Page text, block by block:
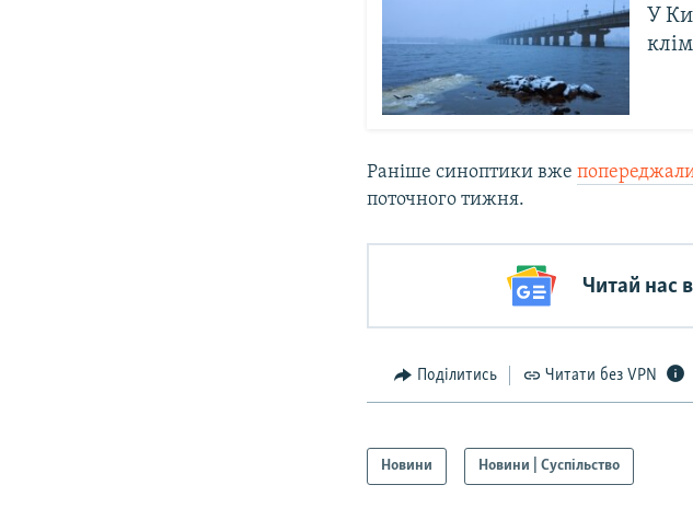
У
Раніше синоптики вже
поточного тижня.
Читай нас
Поділитись Читати без VPN
Новини Новини | Суспільство